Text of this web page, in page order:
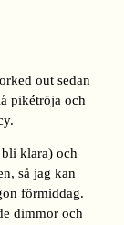
out sedan
pikétröja och
klara) och
så jag kan
förmiddag.
dimmor och